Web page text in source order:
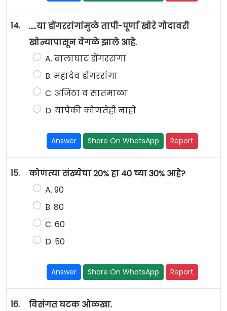
14.
…..या डोंगररांगांमुळे तापी-पूर्णा खोरे गोदावरी
खोन्यापासून वेगळे झाले आहे.
A. बालाघाट डोंगररांगा
B. महादेव डोंगररांगा
C. अजिंठा व सातमाळा
D. यापैकी कोणतेही नाही
Answer Share On WhatsApp Report
15.
कोणत्या संख्येचा 20% हा 40 च्या 30% आहे?
A. 90
B. 80
C. 60
D. 50
Answer Share On WhatsApp Report
16. विसंगत घटक ओळखा.